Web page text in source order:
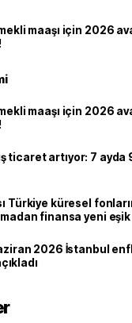
maaşı için 2026
maaşı için 2026
ticaret artıyor: 7
Türkiye küresel
finansa yeni eşik
2026 İstanbul